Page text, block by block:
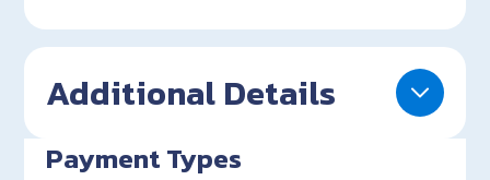
Additional Details
Payment Types